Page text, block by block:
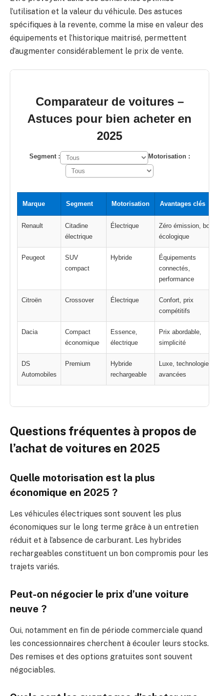
l’utilisation et la valeur du véhicule. Des astuces
spécifiques à la revente, comme la mise en valeur des
équipements et l’historique maitrisé, permettent
d’augmenter considérablement le prix de vente.
Comparateur de voitures –
Astuces pour bien acheter en
2025
Segment : Motorisation :
Marque Segment Motorisation Avantages clés
Renault
Citadine
électrique
Électrique
Zéro émission,
écologique
Peugeot
SUV
compact
Hybride
Équipements
connectés,
performance
Citroën Crossover Électrique
Confort, prix
compétitifs
Dacia
Compact
économique
Essence,
électrique
Prix abordable,
simplicité
DS
Automobiles
Premium
Hybride
rechargeable
Luxe, technologies
avancées
Questions fréquentes à propos de
l’achat de voitures en 2025
Quelle motorisation est la plus
économique en 2025 ?
Les véhicules électriques sont souvent les plus
économiques sur le long terme grâce à un entretien
réduit et à l’absence de carburant. Les hybrides
rechargeables constituent un bon compromis pour les
trajets variés.
Peut-on négocier le prix d’une voiture
neuve ?
Oui, notamment en fin de période commerciale quand
les concessionnaires cherchent à écouler leurs stocks.
Des remises et des options gratuites sont souvent
négociables.